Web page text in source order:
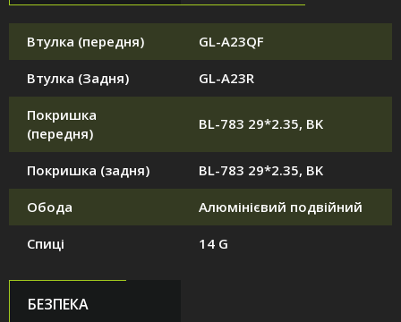
Втулка (передня) GL-A23QF
Втулка (Задня) GL-A23R
Покришка
(передня)
BL-783 29*2.35, BK
Покришка (задня) BL-783 29*2.35, BK
Обода Алюмінієвий подвійний
Спиці 14 G
БЕЗПЕКА